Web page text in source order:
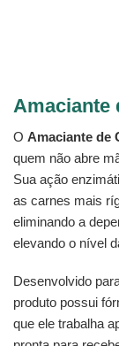
Amaciante
O Amaciante de
quem não abre
Sua ação
as carnes mais
eliminando a
elevando o nível
Desenvolvido
produto possui
que ele trabalha